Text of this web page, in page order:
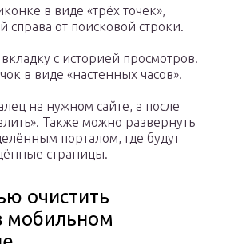
в виде «трёх точек»,
справа от поисковой строки.
с историей просмотров.
в виде «настенных часов».
на нужном сайте, а после
Также можно развернуть
порталом, где будут
страницы.
очистить
мобильном